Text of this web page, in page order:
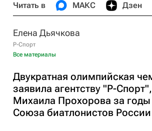
Читать в МАКС Дзен
Елена Дьячкова
Р-Спорт
Все материалы
Двукратная олимпийская
заявила агентству "Р-
Михаила Прохорова за годы
Союза биатлонистов